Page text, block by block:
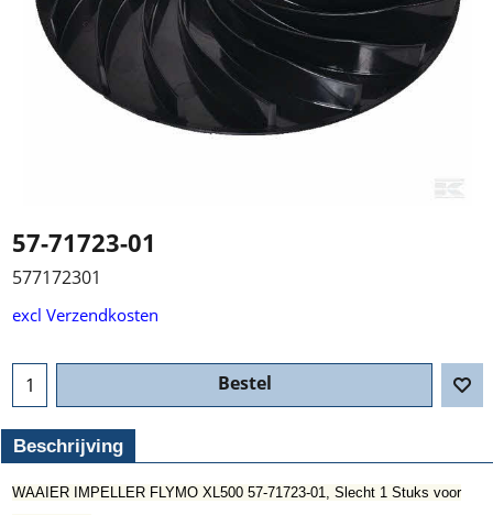
57-71723-01
577172301
excl Verzendkosten
Bestel
Beschrijving
WAAIER IMPELLER FLYMO XL500 57-71723-01, Slecht 1 Stuks voor